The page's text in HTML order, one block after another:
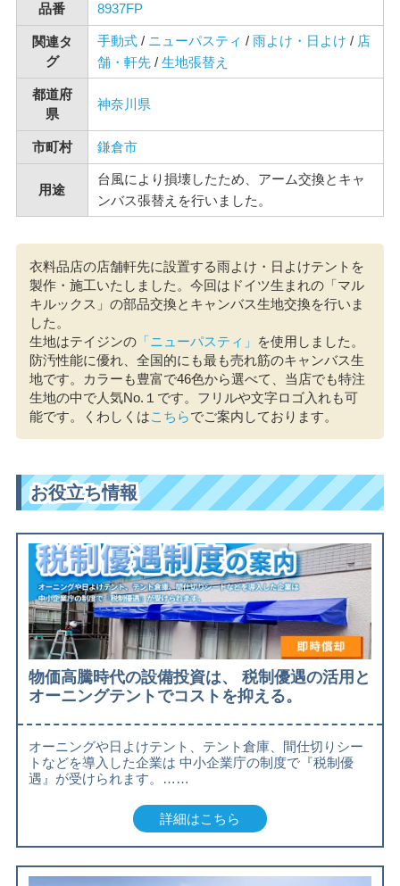
品番 8937FP
関連タ
グ
手動式/ ニューパスティ / 雨よけ・日よけ / 店
舗・軒先/ 生地張替え
都道府
県
神奈川県
市町村 鎌倉市
用途
台風により損壊したため、アーム交換とキャ
ンバス張替えを行いました。
衣料品店の店舗軒先に設置する雨よけ・日よけテントを
製作・施工いたしました。今回はドイツ生まれの「マル
キルックス」の部品交換とキャンバス生地交換を行いま
した。
生地はテイジンの「ニューパスティ」
を使用しました。
防汚性能に優れ、全国的にも最も売れ筋のキャンバス生
地です。カラーも豊富で46色から選べて、当店でも特注
生地の中で人気No.１です。フリルや文字ロゴ入れも可
能です。くわしくはこちらでご案内しております。
お役立ち情報
物価高騰時代の設備投資は、 税制優遇の活用と
オーニングテントでコストを抑える。
オーニングや日よけテント、テント倉庫、間仕切りシー
トなどを導入した企業は 中小企業庁の制度で『税制優
遇』が受けられます。……
詳細はこちら